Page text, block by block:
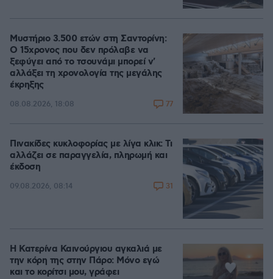
Μυστήριο 3.500 ετών στη Σαντορίνη:
Ο 15χρονος που δεν πρόλαβε να
ξεφύγει από το τσουνάμι μπορεί ν'
αλλάξει τη χρονολογία της μεγάλης
έκρηξης
08.08.2026, 18:08 77
Πινακίδες κυκλοφορίας με λίγα κλικ: Τι
αλλάζει σε παραγγελία, πληρωμή και
έκδοση
09.08.2026, 08:14 31
Η Κατερίνα Καινούργιου αγκαλιά με
την κόρη της στην Πάρο: Μόνο εγώ
και το κορίτσι μου, γράφει